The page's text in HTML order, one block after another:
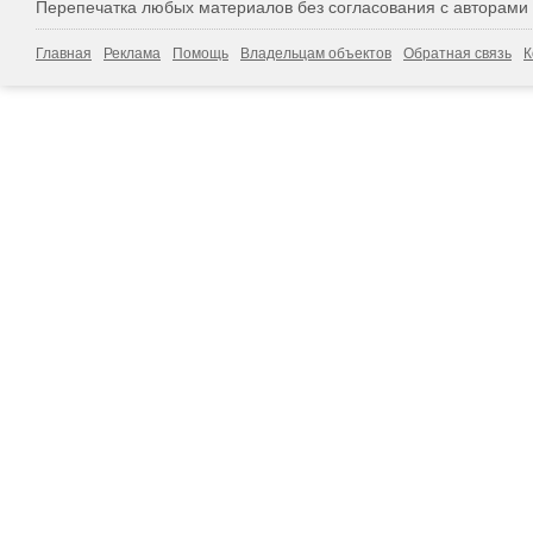
Перепечатка любых материалов без согласования с
Главная Реклама Помощь Владельцам объектов Обратная связь